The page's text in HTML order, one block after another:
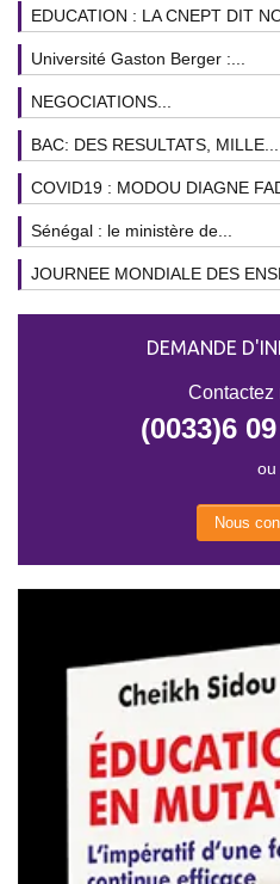
EDUCATION : LA CNEPT DIT
Université Gaston Berger :...
NEGOCIATIONS...
BAC: DES RESULTATS, MILLE...
COVID19 : MODOU DIAGNE
Sénégal : le ministère de...
JOURNEE MONDIALE DES
DEMANDE
Contactez
(0033)6
ou
Nous